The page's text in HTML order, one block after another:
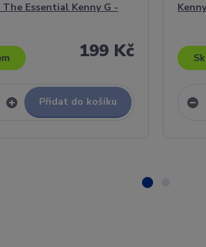
The Essential Kenny G -
199 Kč
Přidat do košíku